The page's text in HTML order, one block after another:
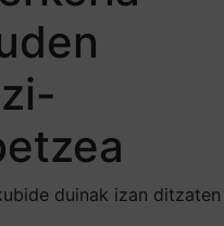
duinak izan ditzaten